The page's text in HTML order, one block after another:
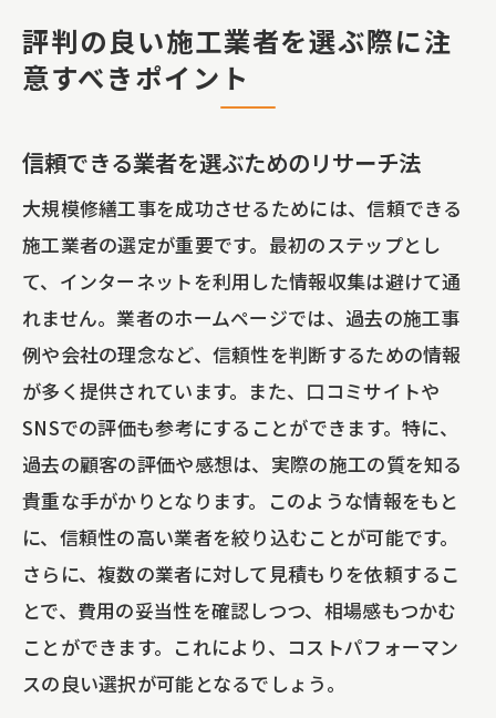
評判の良い施工業者を選ぶ際に注
意すべきポイント
信頼できる業者を選ぶためのリサーチ法
大規模修繕工事を成功させるためには、信頼できる
施工業者の選定が重要です。最初のステップとし
て、インターネットを利用した情報収集は避けて通
れません。業者のホームページでは、過去の施工事
例や会社の理念など、信頼性を判断するための情報
が多く提供されています。また、口コミサイトや
SNSでの評価も参考にすることができます。特に、
過去の顧客の評価や感想は、実際の施工の質を知る
貴重な手がかりとなります。このような情報をもと
に、信頼性の高い業者を絞り込むことが可能です。
さらに、複数の業者に対して見積もりを依頼するこ
とで、費用の妥当性を確認しつつ、相場感もつかむ
ことができます。これにより、コストパフォーマン
スの良い選択が可能となるでしょう。